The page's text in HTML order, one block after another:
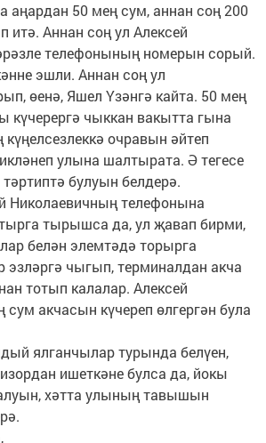
аңардан 50 мең сум, аннан соң 200
итә. Аннан соң ул Алексей
телефонының номерын сорый.
эшли. Аннан соң ул
өенә, Яшел Үзәнгә кайта. 50 мең
күчерергә чыккан вакытта гына
очравын әйтеп
улына шалтырата. Ә тегесе
булуын белдерә.
Николаевичның телефонына
тырышса да, ул җавап бирми,
белән элемтәдә торырга
чыгып, терминалдан акча
тотып калалар. Алексей
сум акчасын күчереп өлгергән була
ялганчылар турында белүен,
ишеткәне булса да, йокы
хәтта улының тавышын